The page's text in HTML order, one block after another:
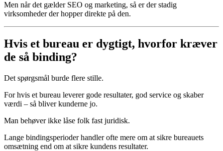
Men når det gælder SEO og marketing, så er der stadig
virksomheder der hopper direkte på den.
Hvis et bureau er dygtigt, hvorfor kræver
de så binding?
Det spørgsmål burde flere stille.
For hvis et bureau leverer gode resultater, god service og skaber
værdi – så bliver kunderne jo.
Man behøver ikke låse folk fast juridisk.
Lange bindingsperioder handler ofte mere om at sikre bureauets
omsætning end om at sikre kundens resultater.